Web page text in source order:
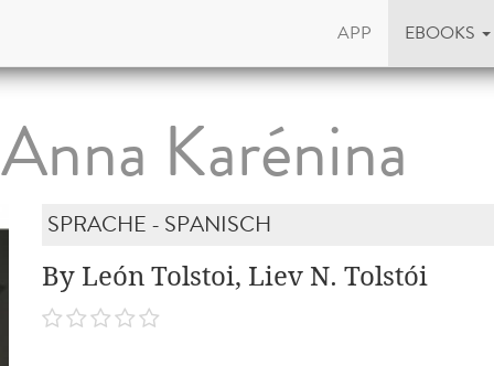
APP EBOOKS
Anna Karénina
SPRACHE - SPANISCH
By León Tolstoi, Liev N. Tolstói